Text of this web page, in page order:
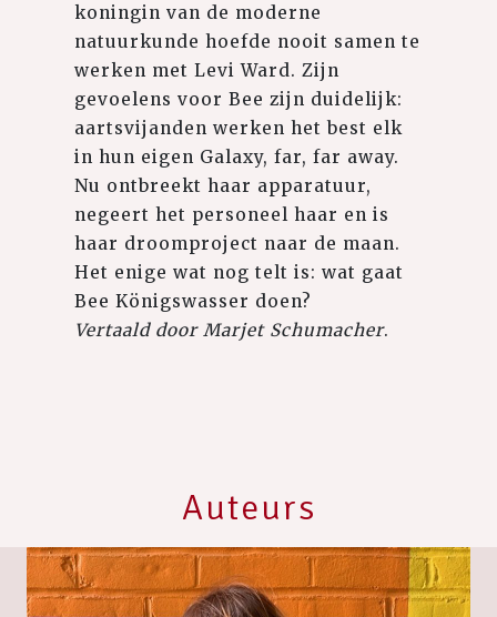
koningin van de moderne
natuurkunde hoefde nooit samen te
werken met Levi Ward. Zijn
gevoelens voor Bee zijn duidelijk:
aartsvijanden werken het best elk
in hun eigen Galaxy, far, far away.
Nu ontbreekt haar apparatuur,
negeert het personeel haar en is
haar droomproject naar de maan.
Het enige wat nog telt is: wat gaat
Bee Königswasser doen?⁠
Vertaald door Marjet Schumacher.⁠
Auteurs